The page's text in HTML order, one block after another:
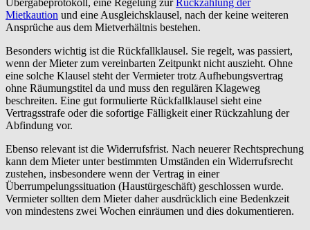
Mietkaution und eine Ausgleichsklausel, nach der keine weiteren
Ansprüche aus dem Mietverhältnis bestehen.
Besonders wichtig ist die Rückfallklausel. Sie regelt, was passiert,
wenn der Mieter zum vereinbarten Zeitpunkt nicht auszieht. Ohne
eine solche Klausel steht der Vermieter trotz Aufhebungsvertrag
ohne Räumungstitel da und muss den regulären Klageweg
beschreiten. Eine gut formulierte Rückfallklausel sieht eine
Vertragsstrafe oder die sofortige Fälligkeit einer Rückzahlung der
Abfindung vor.
Ebenso relevant ist die Widerrufsfrist. Nach neuerer Rechtsprechung
kann dem Mieter unter bestimmten Umständen ein Widerrufsrecht
zustehen, insbesondere wenn der Vertrag in einer
Überrumpelungssituation (Haustürgeschäft) geschlossen wurde.
Vermieter sollten dem Mieter daher ausdrücklich eine Bedenkzeit
von mindestens zwei Wochen einräumen und dies dokumentieren.